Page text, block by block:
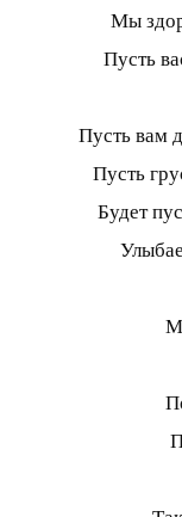
Мы
Пусть
Пусть вам
Пусть
Будет